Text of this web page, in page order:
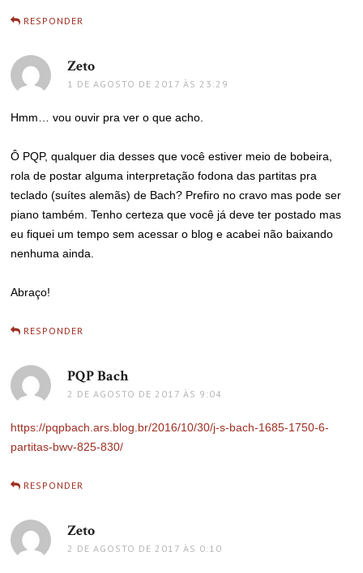
RESPONDER
Zeto
1 DE AGOSTO DE 2017 ÀS 23:29
Hmm… vou ouvir pra ver o que acho.
Ô PQP, qualquer dia desses que você estiver meio de bobeira,
rola de postar alguma interpretação fodona das partitas pra
teclado (suítes alemãs) de Bach? Prefiro no cravo mas pode ser
piano também. Tenho certeza que você já deve ter postado mas
eu fiquei um tempo sem acessar o blog e acabei não baixando
nenhuma ainda.
Abraço!
RESPONDER
PQP Bachdisse:
2 DE AGOSTO DE 2017 ÀS 9:04
https://pqpbach.ars.blog.br/2016/10/30/j-s-bach-1685-1750-6-
partitas-bwv-825-830/
RESPONDER
Zeto
2 DE AGOSTO DE 2017 ÀS 0:10